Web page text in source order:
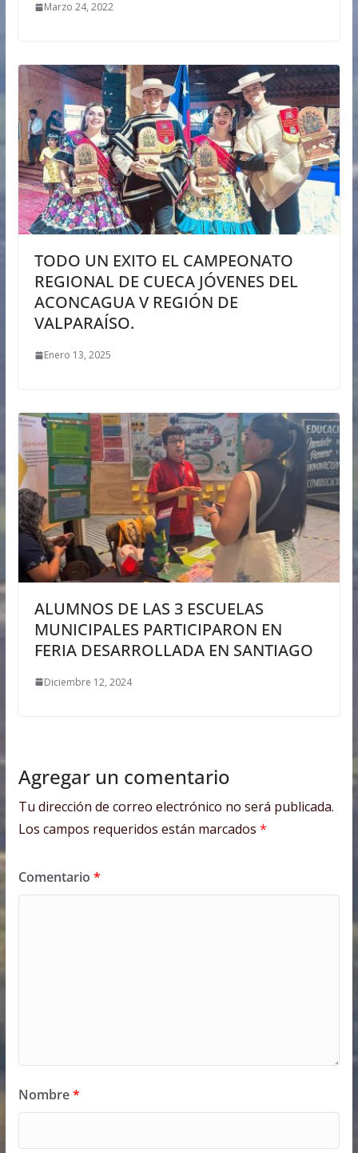
Marzo 24, 2022
TODO UN EXITO EL CAMPEONATO
REGIONAL DE CUECA JÓVENES DEL
ACONCAGUA V REGIÓN DE
VALPARAÍSO.
Enero 13, 2025
ALUMNOS DE LAS 3 ESCUELAS
MUNICIPALES PARTICIPARON EN
FERIA DESARROLLADA EN SANTIAGO
Diciembre 12, 2024
Agregar un comentario
Tu dirección de correo electrónico no será publicada.
Los campos requeridos están marcados *
Comentario *
Nombre*